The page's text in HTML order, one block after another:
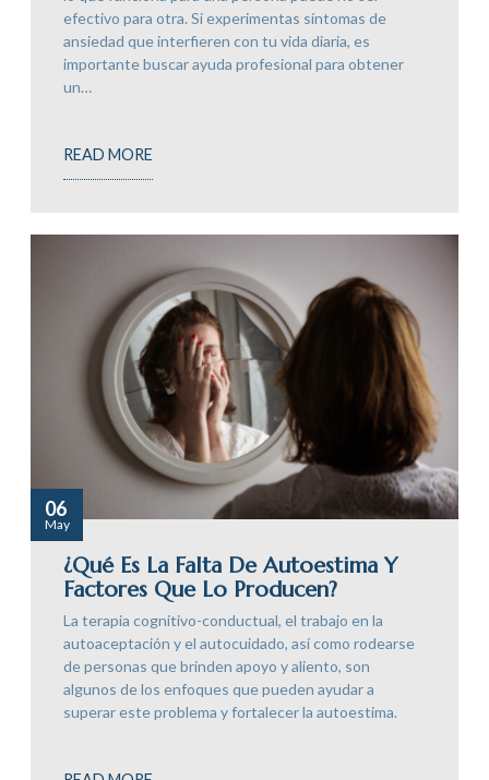
efectivo para otra. Si experimentas síntomas de
ansiedad que interfieren con tu vida diaria, es
importante buscar ayuda profesional para obtener
un…
READ MORE
06
May
¿Qué Es La Falta De Autoestima Y
Factores Que Lo Producen?
La terapia cognitivo-conductual, el trabajo en la
autoaceptación y el autocuidado, así como rodearse
de personas que brinden apoyo y aliento, son
algunos de los enfoques que pueden ayudar a
superar este problema y fortalecer la autoestima.